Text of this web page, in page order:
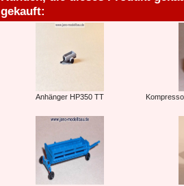
gekauft:
Anhänger HP350 TT